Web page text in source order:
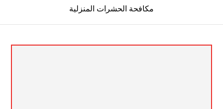
مكافحة الحشرات المنزلية